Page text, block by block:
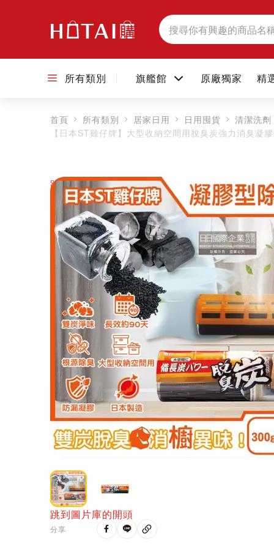
搜
尋
所有類別 旗艦館 原廠獨家 精
首頁 所有類別 居家日用 日用囤貨
清潔洗劑
【日本ST雞仔牌】大型收納空間用脫臭炭強力消臭
跳到圖片庫的末尾
跳到圖片庫的開頭
分享